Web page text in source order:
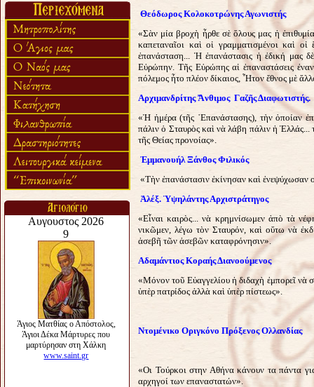
«πολύ αργά».
Ζητείται....
Θεόδωρος Κολοκοτρώνης Αγωνιστής
«Σὰν μία βροχὴ ἦρθε σὲ ὅλους μας ἡ
καπεταναῖοι καὶ οἱ γραμματισμένοι καὶ
ἐπανάσταση... Ἡ ἐπανάστασις ἡ ἐδική μας
Εὐρώπην. Τῆς Εὐρώπης αἱ ἐπαναστάσεις
πόλεμος ἦτο πλέον δίκαιος, Ἦτον ἔθνος μὲ
Αρχιμανδρίτης Ἄνθιμος Γαζῆς Διαφωτιστής.
«Ἡ ἡμέρα (τῆς ᾽Επανάστασης), τὴν ὁποίαν
πάλιν ὁ Σταυρὸς καὶ νὰ λάβη πάλιν ἡ Ἑλλάς...
τῆς Θείας προνοίας».
Ἐμμανουήλ Ξάνθος Φιλικός
«Τὴν ἐπανάστασιν ἐκίνησαν καὶ ἐνεψύχωσαν
Ἀλέξ. Ὑψηλάντης Αρχιστράτηγος
«Εἶναι καιρὸς... νὰ κρημνίσωμεν ἀπὸ τὰ
νικῶμεν, λέγω τὸν Σταυρόν, καὶ οὕτω νὰ
ἀσεβῆ τῶν ἀσεβῶν καταφρόνησιν».
Αδαμάντιος Κοραής Διανοούμενος
«Μόνον τοῦ Εὐαγγελίου ἡ διδαχὴ ἐμπορεῖ νὰ
ὑπὲρ πατρίδος ἀλλὰ καὶ ὑπὲρ πίστεως».
Ντομένικο Οριγκόνο Πρόξενος Ολλανδίας
«Οι Τούρκοι στην Αθήνα κάνουν τα πάντα
αρχηγοί των επαναστατών».